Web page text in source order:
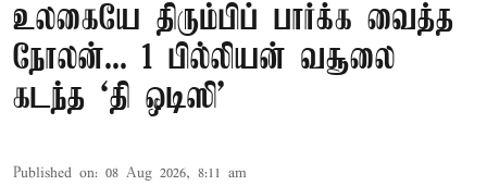
உலகையே திரும்பிப் பார்க்க வைத்த
நோலன்... 1 பில்லியன் வசூலை
கடந்த ‘தி ஒடிஸி’
Published on: 08 Aug 2026, 8:11 am